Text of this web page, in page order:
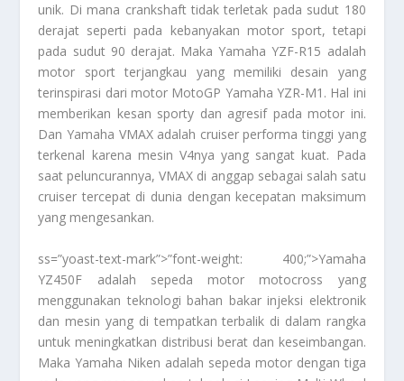
unik. Di mana crankshaft tidak terletak pada sudut 180
derajat seperti pada kebanyakan motor sport, tetapi
pada sudut 90 derajat. Maka Yamaha YZF-R15 adalah
motor sport terjangkau yang memiliki desain yang
terinspirasi dari motor MotoGP Yamaha YZR-M1. Hal ini
memberikan kesan sporty dan agresif pada motor ini.
Dan Yamaha VMAX adalah cruiser performa tinggi yang
terkenal karena mesin V4nya yang sangat kuat. Pada
saat peluncurannya, VMAX di anggap sebagai salah satu
cruiser tercepat di dunia dengan kecepatan maksimum
yang mengesankan.
ss=”yoast-text-mark”>”font-weight: 400;”>Yamaha
YZ450F adalah sepeda motor motocross yang
menggunakan teknologi bahan bakar injeksi elektronik
dan mesin yang di tempatkan terbalik di dalam rangka
untuk meningkatkan distribusi berat dan keseimbangan.
Maka Yamaha Niken adalah sepeda motor dengan tiga